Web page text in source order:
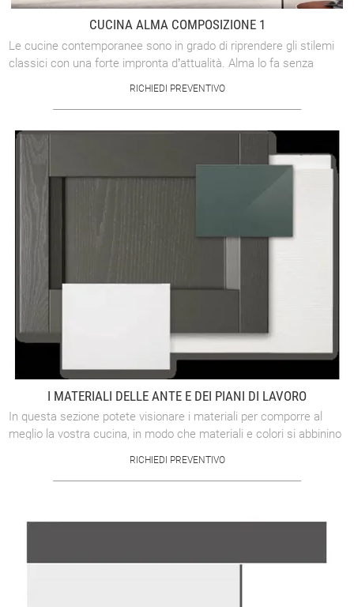
CUCINA ALMA COMPOSIZIONE 1
Le cucine contemporanee sono in grado di riprendere gli stilemi
classici con una forte impronta d’attualità. Alma lo fa senza
RICHIEDI PREVENTIVO
I MATERIALI DELLE ANTE E DEI PIANI DI LAVORO
In questa sezione potete visionare i materiali per comporre al
meglio la vostra cucina, in modo che materiali e colori si abbinino
RICHIEDI PREVENTIVO